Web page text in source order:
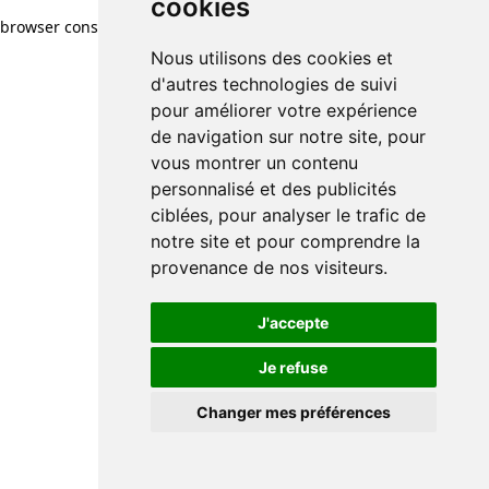
cookies
Nous utilisons des cookies et
d'autres technologies de suivi
pour améliorer votre expérience
de navigation sur notre site, pour
vous montrer un contenu
personnalisé et des publicités
ciblées, pour analyser le trafic de
notre site et pour comprendre la
provenance de nos visiteurs.
J'accepte
Je refuse
Changer mes préférences
browser console for more information)